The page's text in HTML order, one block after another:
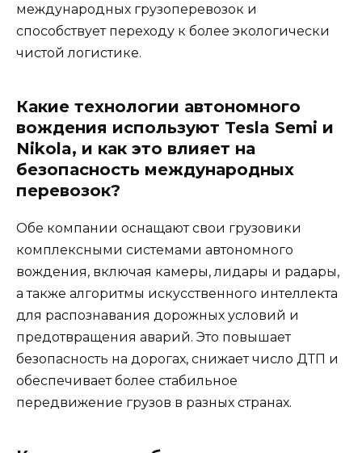
международных грузоперевозок и
способствует переходу к более экологически
чистой логистике.
Какие технологии автономного
вождения используют Tesla Semi и
Nikola, и как это влияет на
безопасность международных
перевозок?
Обе компании оснащают свои грузовики
комплексными системами автономного
вождения, включая камеры, лидары и радары,
а также алгоритмы искусственного интеллекта
для распознавания дорожных условий и
предотвращения аварий. Это повышает
безопасность на дорогах, снижает число ДТП и
обеспечивает более стабильное
передвижение грузов в разных странах.